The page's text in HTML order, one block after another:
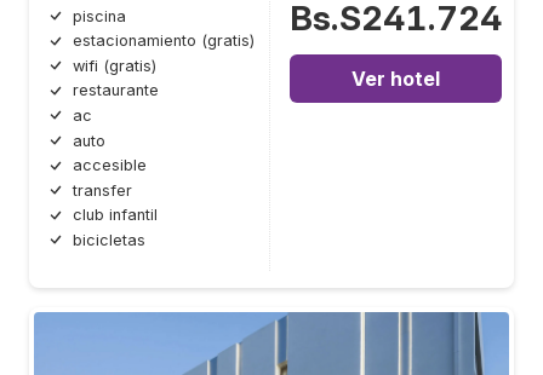
piscina
estacionamiento (gratis)
wifi (gratis)
restaurante
ac
auto
accesible
transfer
club infantil
bicicletas
Bs.S241.724
Ver hotel